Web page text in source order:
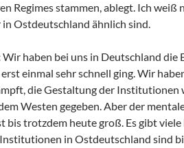
Regimes stammen, ablegt. Ich weiß
Ostdeutschland ähnlich sind.
Wir haben bei uns in Deutschland die
erst einmal sehr schnell ging. Wir
die Gestaltung der Institutionen
Westen gegeben. Aber der
bis trotzdem heute groß. Es gibt
in Ostdeutschland sind